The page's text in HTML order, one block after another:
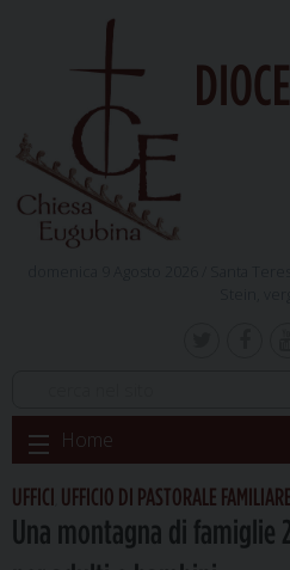
Skip
to
content
Home
UFFICI UFFICIO DI PASTORALE FAMILIARE
Una montagna di famiglie